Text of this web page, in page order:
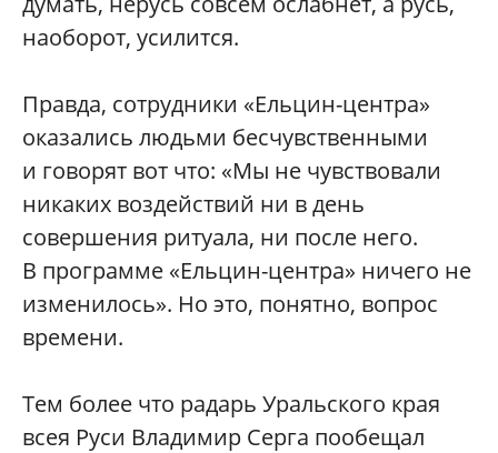
наоборот, усилится.
Правда, сотрудники «Ельцин-центра»
оказались людьми бесчувственными
и говорят вот что: «Мы не чувствовали
никаких воздействий ни в день
совершения ритуала, ни после него.
В программе «Ельцин-центра» ничего не
изменилось». Но это, понятно, вопрос
времени.
Тем более что радарь Уральского края
всея Руси Владимир Серга пообещал